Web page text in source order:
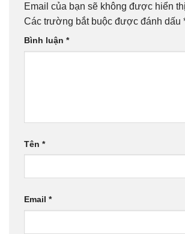
Email của bạn sẽ không được hiển
Các trường bắt buộc được đánh dấu
Bình luận *
Tên *
Email *